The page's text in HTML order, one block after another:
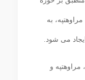
جغرافیایی شهرستان کلاله و شهرستان مراوه‎تپه، به
می‏ شود.
ب) نام حوزه انتخابیه «مینودشت، کلاله، مراوه‎تپه و